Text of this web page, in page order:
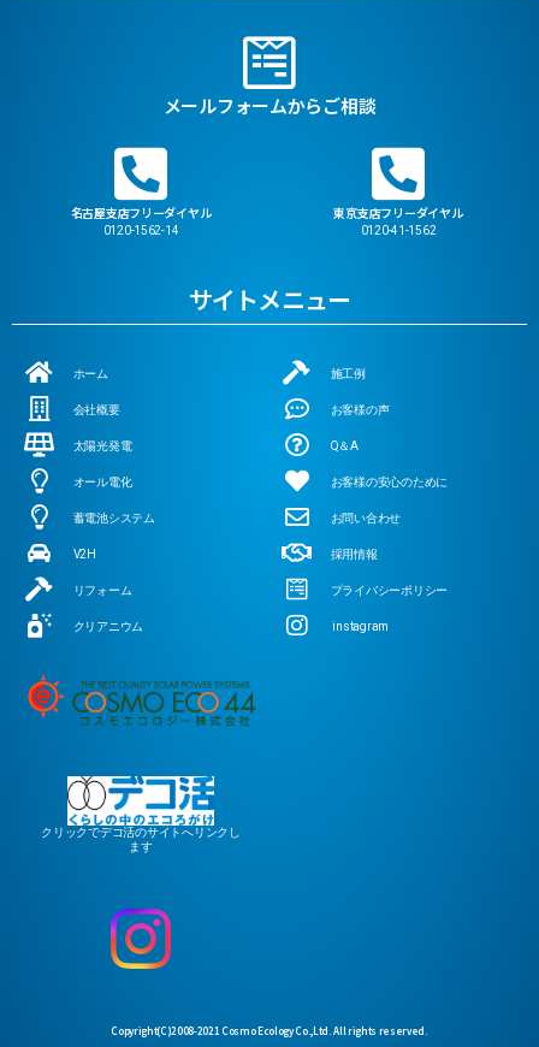
メールフォームからご相談
名古屋支店フリーダイヤル
0120-1562-14
東京支店フリーダイヤル
0120-41-1562
サイトメニュー
ホーム
会社概要
太陽光発電
オール電化
蓄電池システム
V2H
リフォーム
クリアニウム
施工例
お客様の声
Q＆A
お客様の安心のために
お問い合わせ
採用情報
プライバシーポリシー
instagram
クリックでデコ活のサイトへリンクし
ます
Copyright(C)2008-2021 Cosmo Ecology Co.,Ltd. All rights reserved.